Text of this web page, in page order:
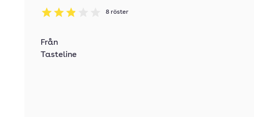
Betyg: 2.88 av 5
8 röster
Från
Tasteline